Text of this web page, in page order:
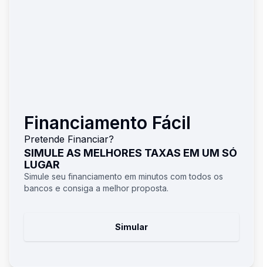
Financiamento Fácil
Pretende Financiar?
SIMULE AS MELHORES TAXAS EM UM SÓ
LUGAR
Simule seu financiamento em minutos com todos os
bancos e consiga a melhor proposta.
Simular